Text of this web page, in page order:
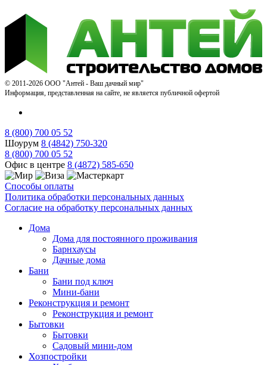
© 2011-2026 ООО "Антей - Ваш дачный мир"
Информация, представленная на сайте, не является публичной офертой
8 (800) 700 05 52
Шоурум 8 (4842) 750-320
8 (800) 700 05 52
Офис в центре 8 (4872) 585-650
Способы оплаты
Политика обработки персональных данных
Согласие на обработку персональных данных
Дома
Дома для постоянного проживания
Барнхаусы
Дачные дома
Бани
Бани под ключ
Мини-бани
Реконструкция и ремонт
Реконструкция и ремонт
Бытовки
Бытовки
Садовый мини-дом
Хозпостройки